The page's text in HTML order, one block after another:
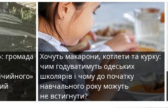
громада
Хочуть макарони, котлети та курку:
чим годуватимуть одеських
школярів і чому до початку
навчального року можуть
не встигнути?